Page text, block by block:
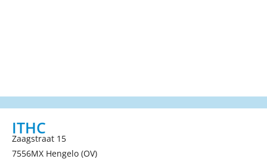
ITHC
Zaagstraat 15
7556MX Hengelo (OV)